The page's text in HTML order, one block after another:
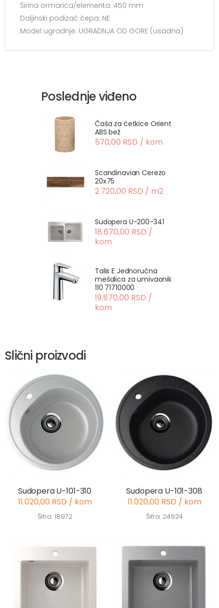
Širina ormarića/elementa: 450 mm
Daljinski podizač čepa: NE
Model ugradnje: UGRADNJA OD GORE (usadna)
Poslednje viđeno
Čaša za četkice Orient
ABS bež
570,00 RSD / kom
Scandinavian Cerezo
20x75
2.720,00 RSD / m2
Sudopera U-200-341
18.670,00 RSD /
kom
Talis E Jednoručna
mešalica za umivaonik
110 71710000
19.870,00 RSD /
kom
Slični proizvodi
Sudopera U-101-310
11.020,00 RSD / kom
Šifra: 18972
Sudopera U-101-308
11.020,00 RSD / kom
Šifra: 24924